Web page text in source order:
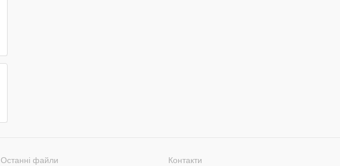
Останні файли
Контакти